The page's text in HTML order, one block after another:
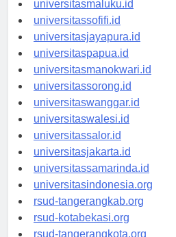
universitasmaluku.id
universitassofifi.id
universitasjayapura.id
universitaspapua.id
universitasmanokwari.id
universitassorong.id
universitaswanggar.id
universitaswalesi.id
universitassalor.id
universitasjakarta.id
universitassamarinda.id
universitasindonesia.org
rsud-tangerangkab.org
rsud-kotabekasi.org